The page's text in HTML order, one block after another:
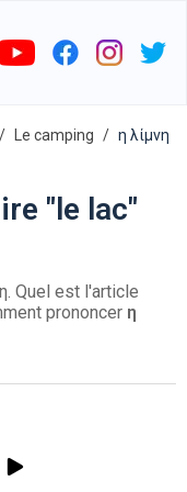
Le camping
η λίμνη
"le lac"
Quel est l'article
prononcer η